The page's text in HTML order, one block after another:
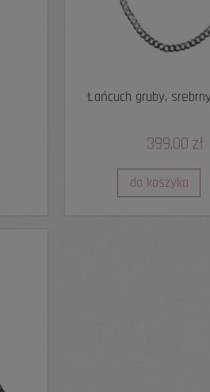
Łańcuch gruby,
399,00 zł
do koszyka